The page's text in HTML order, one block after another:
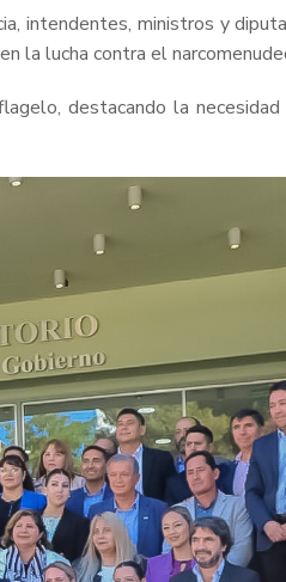
intendentes, ministros y
la lucha contra el
destacando la